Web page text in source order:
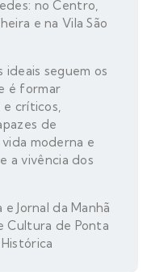
no Centro,
e na Vila São
seguem os
é formar
e críticos,
de
moderna e
a vivência dos
e Jornal da Manhã
Cultura de Ponta